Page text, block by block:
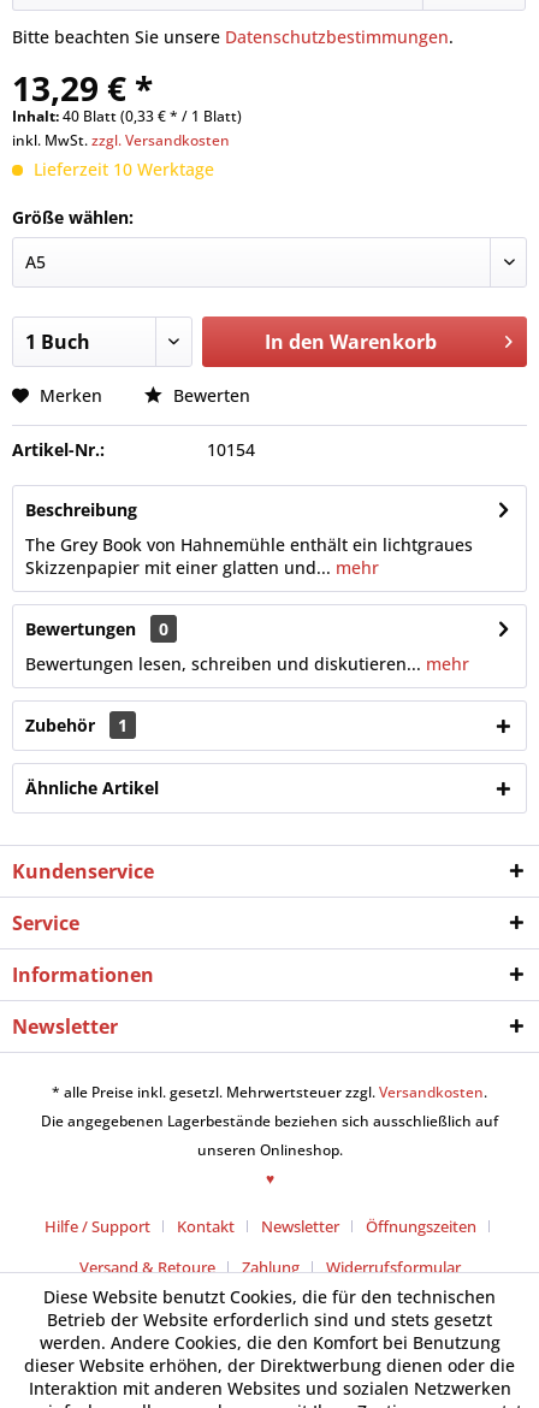
Bitte beachten Sie unsere Datenschutzbestimmungen.
13,29 € *
Inhalt:40 Blatt (0,33 € * / 1 Blatt)
inkl. MwSt.zzgl. Versandkosten
Lieferzeit 10 Werktage
Größe wählen:
In den Warenkorb
Merken Bewerten
Artikel-Nr.: 10154
Beschreibung
The Grey Book von Hahnemühle enthält ein lichtgraues
Skizzenpapier mit einer glatten und... mehr
Bewertungen
0
Bewertungen lesen, schreiben und diskutieren... mehr
Zubehör 1
Ähnliche Artikel
Kundenservice
Service
Informationen
Newsletter
* alle Preise inkl. gesetzl. Mehrwertsteuer zzgl.Versandkosten.
Die angegebenen Lagerbestände beziehen sich ausschließlich auf
unseren Onlineshop.
♥
Hilfe / Support Kontakt Newsletter
Öffnungszeiten
Versand & Retoure
Zahlung Widerrufsformular
Diese Website benutzt Cookies, die für den technischen
Betrieb der Website erforderlich sind und stets gesetzt
werden. Andere Cookies, die den Komfort bei Benutzung
dieser Website erhöhen, der Direktwerbung dienen oder die
Interaktion mit anderen Websites und sozialen Netzwerken